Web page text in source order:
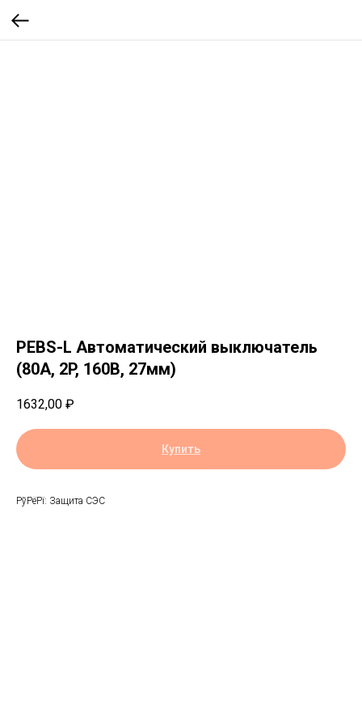
PEBS-L Автоматический выключатель
(80A, 2P, 160В, 27мм)
1632,00 ₽
Купить
РўРёРї: Защита СЭС